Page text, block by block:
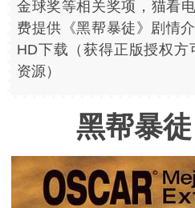
金球奖等相关奖项，猫看
费提供《黑帮暴徒》剧情
HD下载（获得正版授权方
资源）
黑帮暴